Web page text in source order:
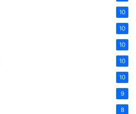
10
10
10
10
10
9
8